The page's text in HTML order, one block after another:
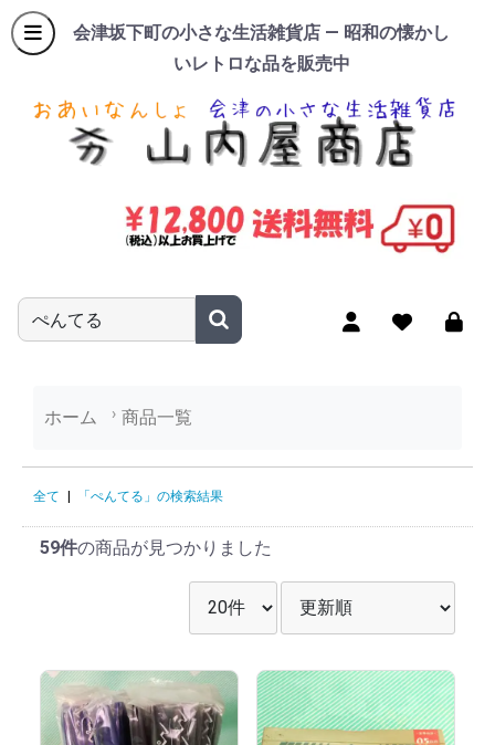
会津坂下町の小さな生活雑貨店 — 昭和の懐かし
いレトロな品を販売中
商品名やキーワードを入力
ホーム 商品一覧
「ぺんてる」の検索結果
全て 「ぺんてる」の検索結果
59件の商品が見つかりました
並び順を選択